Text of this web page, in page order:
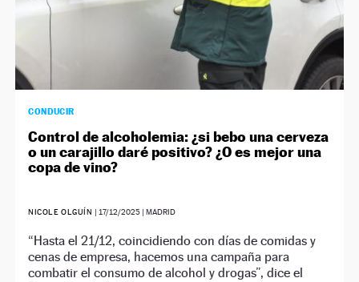
CONDUCIR
Control de alcoholemia: ¿si bebo una cerveza
o un carajillo daré positivo? ¿O es mejor una
copa de vino?
NICOLE OLGUÍN | 17/12/2025| MADRID
“Hasta el 21/12, coincidiendo con días de comidas y
cenas de empresa, hacemos una campaña para
combatir el consumo de alcohol y drogas”, dice el